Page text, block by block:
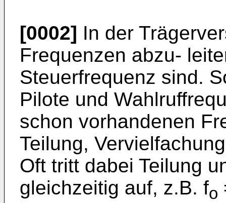
[0002] In der
Frequenzen abzu-
Steuerfrequenz sind.
Pilote und
schon vorhandenen
Teilung,
Oft tritt dabei Teilung
gleichzeitig auf, z.B. fo